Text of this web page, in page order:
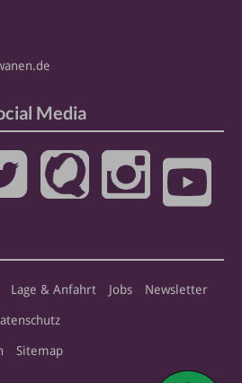
Media
Lage & Anfahrt Jobs Newsletter
Sitemap